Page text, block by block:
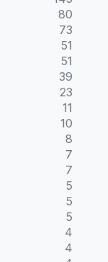
80
73
51
51
39
23
11
10
8
7
7
5
5
5
4
4